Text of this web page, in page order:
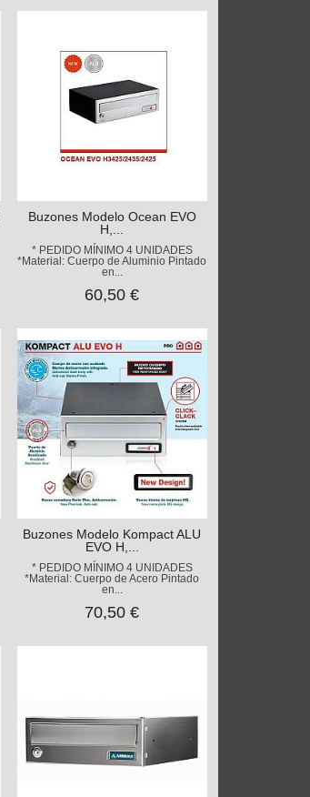
Buzones Modelo Ocean EVO
H,...
* PEDIDO MÍNIMO 4 UNIDADES
*Material: Cuerpo de Aluminio Pintado
en...
60,50 €
Buzones Modelo Kompact ALU
EVO H,...
* PEDIDO MÍNIMO 4 UNIDADES
*Material: Cuerpo de Acero Pintado
en...
70,50 €